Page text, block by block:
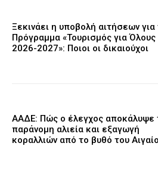
Ξεκινάει η υποβολή αιτήσεων για
Πρόγραμμα «Τουρισμός για Όλους
2026-2027»: Ποιοι οι δικαιούχοι
ΑΑΔΕ: Πώς ο έλεγχος αποκάλυψε
παράνομη αλιεία και εξαγωγή
κοραλλιών από το βυθό του